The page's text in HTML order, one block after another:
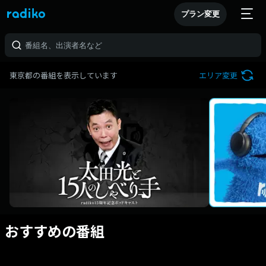
プラン変更
東京都の番組を表示しています エリア変更
おすすめの番組